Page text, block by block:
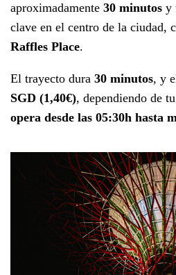
aproximadamente 30 minutos y
clave en el centro de la ciudad,
Raffles Place.
El trayecto dura 30 minutos, y
SGD (1,40€), dependiendo de
opera desde las 05:30h hasta